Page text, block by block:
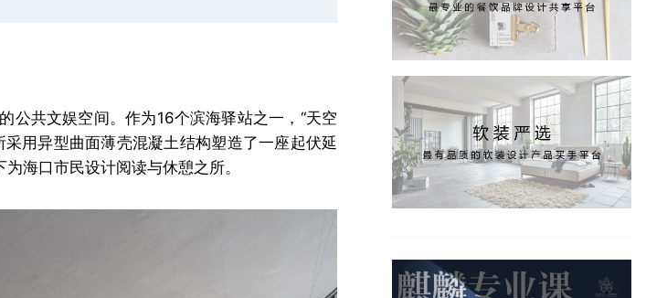
公共文娱空间。作为16个滨海驿站之一，“天空
用异型曲面薄壳混凝土结构塑造了一座起伏延
海口市民设计阅读与休憩之所。